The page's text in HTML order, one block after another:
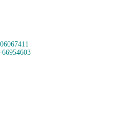
66954603- 021